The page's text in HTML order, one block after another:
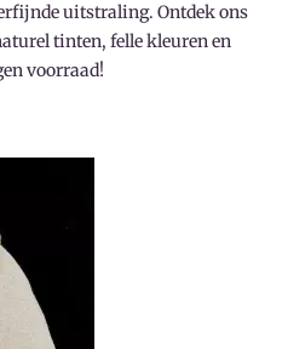
uitstraling. Ontdek ons
tinten, felle kleuren en
voorraad!